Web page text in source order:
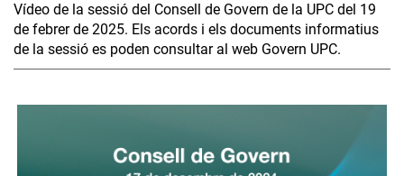
Vídeo de la sessió del Consell de Govern de la UPC del 19
de febrer de 2025. Els acords i els documents informatius
de la sessió es poden consultar al web Govern UPC.